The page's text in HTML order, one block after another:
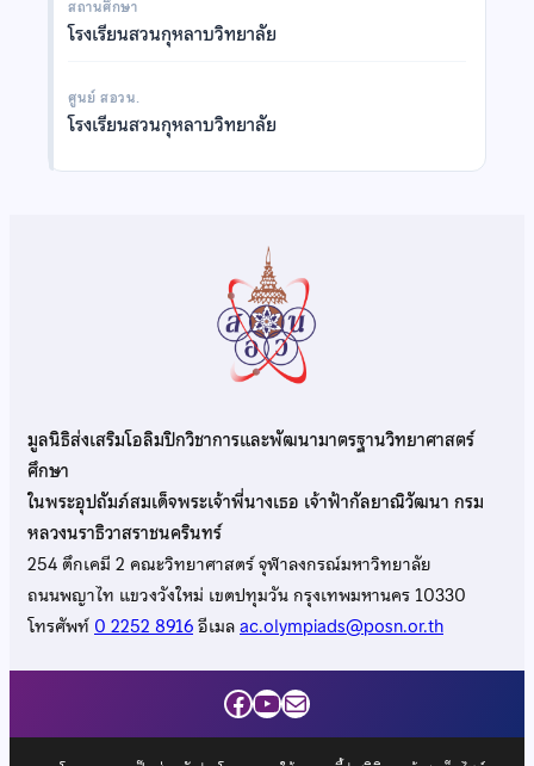
สถานศึกษา
โรงเรียนสวนกุหลาบวิทยาลัย
ศูนย์ สอวน.
โรงเรียนสวนกุหลาบวิทยาลัย
มูลนิธิส่งเสริมโอลิมปิกวิชาการและพัฒนามาตรฐานวิทยาศาสตร์
ศึกษา
ในพระอุปถัมภ์สมเด็จพระเจ้าพี่นางเธอ เจ้าฟ้ากัลยาณิวัฒนา กรม
หลวงนราธิวาสราชนครินทร์
254 ตึกเคมี 2 คณะวิทยาศาสตร์ จุฬาลงกรณ์มหาวิทยาลัย
ถนนพญาไท แขวงวังใหม่ เขตปทุมวัน กรุงเทพมหานคร 10330
โทรศัพท์0 2252 8916อีเมลac.olympiads@posn.or.th
Facebook
YouTube
Mail